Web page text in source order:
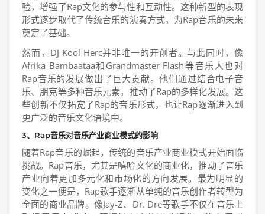
验，增强了Rap文化的参与性和互动性。这种新型的表现
形式逐步取代了传统音乐的演奏方式，为Rap音乐的未来
奠定了基础。
然而，DJ Kool Herc并非唯一的开创者。与此同时，像
Afrika Bambaataa和Grandmaster Flash等音乐人也对
Rap音乐的发展做出了巨大贡献。他们通过结合电子音
乐、朋克等多种音乐元素，推动了Rap的多样化发展。这
些创新不仅拓宽了Rap的音乐形式，也让Rap逐渐进入到
更广泛的音乐文化语境中。
3、Rap音乐对音乐产业商业模式的影响
随着Rap音乐的崛起，传统的音乐产业商业模式开始面临
挑战。Rap音乐，尤其是嘻哈文化的商业化，推动了音乐
产业向着更加多元化和市场化的方向发展。最为明显的
变化之一便是，Rap歌手逐渐从单纯的音乐创作者转型为
全面的商业品牌。像Jay-Z、Dr. Dre等歌手不仅在音乐上